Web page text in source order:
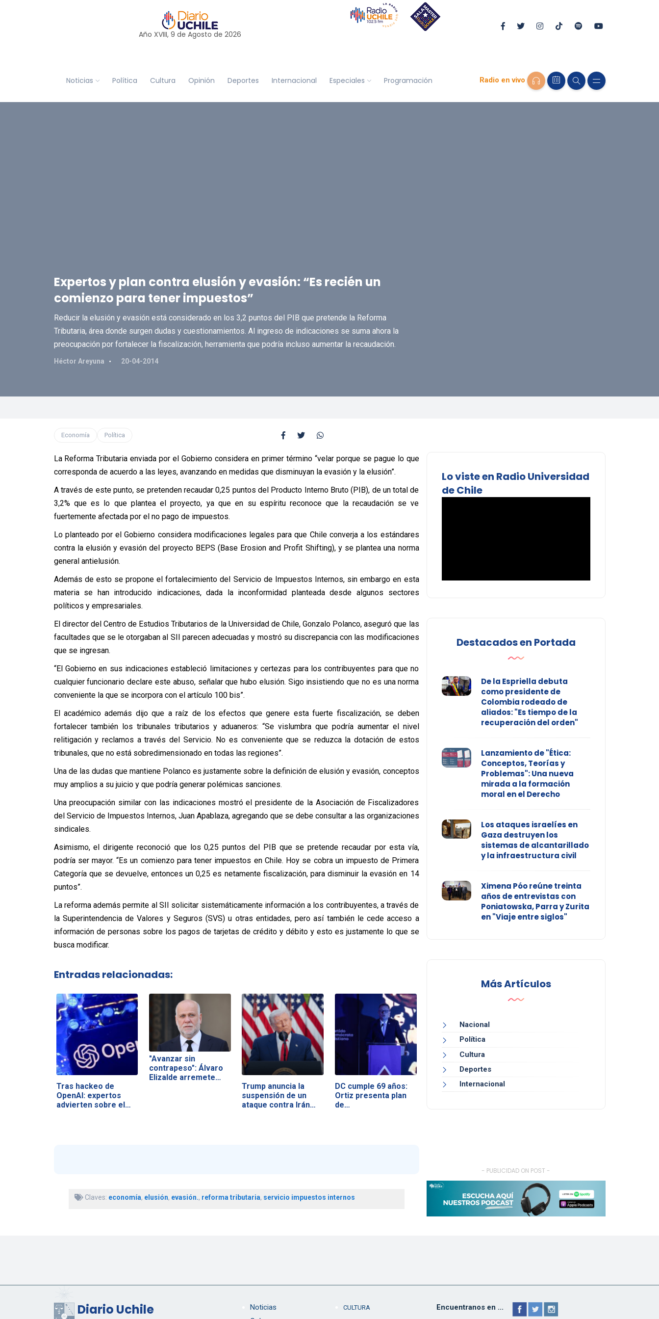
Año XVIII, 9 de Agosto de 2026
Noticias Política Cultura Opinión Deportes Internacional Especiales Programación Radio en vivo
Expertos y plan contra elusión y evasión: “Es recién un
comienzo para tener impuestos”
Reducir la elusión y evasión está considerado en los 3,2 puntos del PIB que pretende la Reforma
Tributaria, área donde surgen dudas y cuestionamientos. Al ingreso de indicaciones se suma ahora la
preocupación por fortalecer la fiscalización, herramienta que podría incluso aumentar la recaudación.
Héctor Areyuna 20-04-2014
Economía Política
La Reforma Tributaria enviada por el Gobierno considera en primer término “velar porque se pague lo que
corresponda de acuerdo a las leyes, avanzando en medidas que disminuyan la evasión y la elusión”.
A través de este punto, se pretenden recaudar 0,25 puntos del Producto Interno Bruto (PIB), de un total de
3,2% que es lo que plantea el proyecto, ya que en su espíritu reconoce que la recaudación se ve
fuertemente afectada por el no pago de impuestos.
Lo planteado por el Gobierno considera modificaciones legales para que Chile converja a los estándares
contra la elusión y evasión del proyecto BEPS (Base Erosion and Profit Shifting), y se plantea una norma
general antielusión.
Además de esto se propone el fortalecimiento del Servicio de Impuestos Internos, sin embargo en esta
materia se han introducido indicaciones, dada la inconformidad planteada desde algunos sectores
políticos y empresariales.
El director del Centro de Estudios Tributarios de la Universidad de Chile, Gonzalo Polanco, aseguró que las
facultades que se le otorgaban al SII parecen adecuadas y mostró su discrepancia con las modificaciones
que se ingresan.
“El Gobierno en sus indicaciones estableció limitaciones y certezas para los contribuyentes para que no
cualquier funcionario declare este abuso, señalar que hubo elusión. Sigo insistiendo que no es una norma
conveniente la que se incorpora con el artículo 100 bis”.
El académico además dijo que a raíz de los efectos que genere esta fuerte fiscalización, se deben
fortalecer también los tribunales tributarios y aduaneros: “Se vislumbra que podría aumentar el nivel
relitigación y reclamos a través del Servicio. No es conveniente que se reduzca la dotación de estos
tribunales, que no está sobredimensionado en todas las regiones”.
Una de las dudas que mantiene Polanco es justamente sobre la definición de elusión y evasión, conceptos
muy amplios a su juicio y que podría generar polémicas sanciones.
Una preocupación similar con las indicaciones mostró el presidente de la Asociación de Fiscalizadores
del Servicio de Impuestos Internos, Juan Apablaza, agregando que se debe consultar a las organizaciones
sindicales.
Asimismo, el dirigente reconoció que los 0,25 puntos del PIB que se pretende recaudar por esta vía,
podría ser mayor. “Es un comienzo para tener impuestos en Chile. Hoy se cobra un impuesto de Primera
Categoría que se devuelve, entonces un 0,25 es netamente fiscalización, para disminuir la evasión en 14
puntos”.
La reforma además permite al SII solicitar sistemáticamente información a los contribuyentes, a través de
la Superintendencia de Valores y Seguros (SVS) u otras entidades, pero así también le cede acceso a
información de personas sobre los pagos de tarjetas de crédito y débito y esto es justamente lo que se
busca modificar.
Entradas relacionadas:
Tras hackeo de
OpenAI: expertos
advierten sobre el…
"Avanzar sin
contrapeso": Álvaro
Elizalde arremete…
Trump anuncia la
suspensión de un
ataque contra Irán…
DC cumple 69 años:
Ortiz presenta plan
de…
Claves: economía, elusión, evasión., reforma tributaria, servicio impuestos internos
Lo viste en Radio Universidad
de Chile
Destacados en Portada
De la Espriella debuta
como presidente de
Colombia rodeado de
aliados: "Es tiempo de la
recuperación del orden"
Lanzamiento de "Ética:
Conceptos, Teorías y
Problemas": Una nueva
mirada a la formación
moral en el Derecho
Los ataques israelíes en
Gaza destruyen los
sistemas de alcantarillado
y la infraestructura civil
Ximena Póo reúne treinta
años de entrevistas con
Poniatowska, Parra y Zurita
en "Viaje entre siglos"
Más Artículos
Nacional
Política
Cultura
Deportes
Internacional
- PUBLICIDAD ON POST -
Diario Uchile
Noticias
CULTURA
Encuentranos en ...